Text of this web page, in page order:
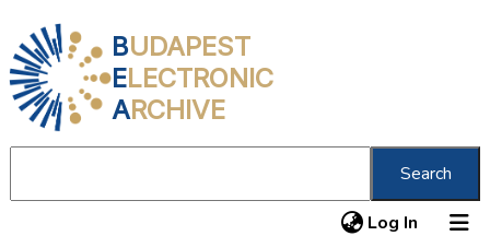
BUDAPEST
ELECTRONIC
ARCHIVE
Search
Log In (current)